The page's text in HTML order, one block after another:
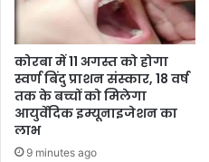
कोरबा में 11 अगस्त को होगा
स्वर्ण बिंदु प्राशन संस्कार, 18 वर्ष
तक के बच्चों को मिलेगा
आयुर्वेदिक इम्यूनाइजेशन का
लाभ
9 minutes ago